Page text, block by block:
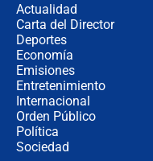
Actualidad
Carta del Director
Deportes
Economía
Emisiones
Entretenimiento
Internacional
Orden Público
Política
Sociedad